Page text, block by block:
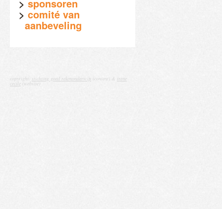
sponsoren
comité van
aanbeveling
copyright: stichting goed rekenonderwijs (content) & irene
cecile (website)